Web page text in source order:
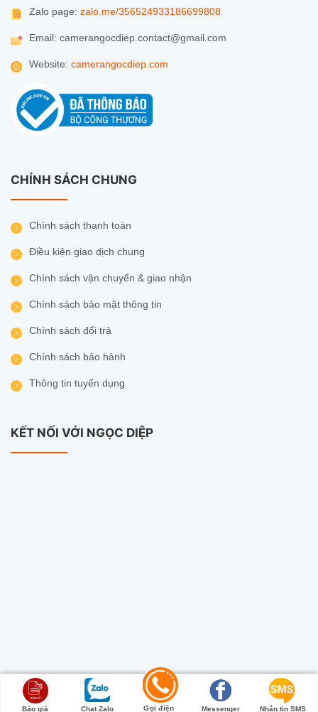
Zalo page: zalo.me/356524933186699808
Email: camerangocdiep.contact@gmail.com
Website: camerangocdiep.com
CHÍNH SÁCH CHUNG
Chính sách thanh toán
Điều kiện giao dịch chung
Chính sách vận chuyển & giao nhận
Chính sách bảo mật thông tin
Chính sách đổi trả
Chính sách bảo hành
Thông tin tuyển dụng
KẾT NỐI VỚI NGỌC DIỆP
Copyright 2026 ©Camera Ngọc Diệp
Báo giá Chat Zalo Gọi điện Messenger Nhắn tin SMS